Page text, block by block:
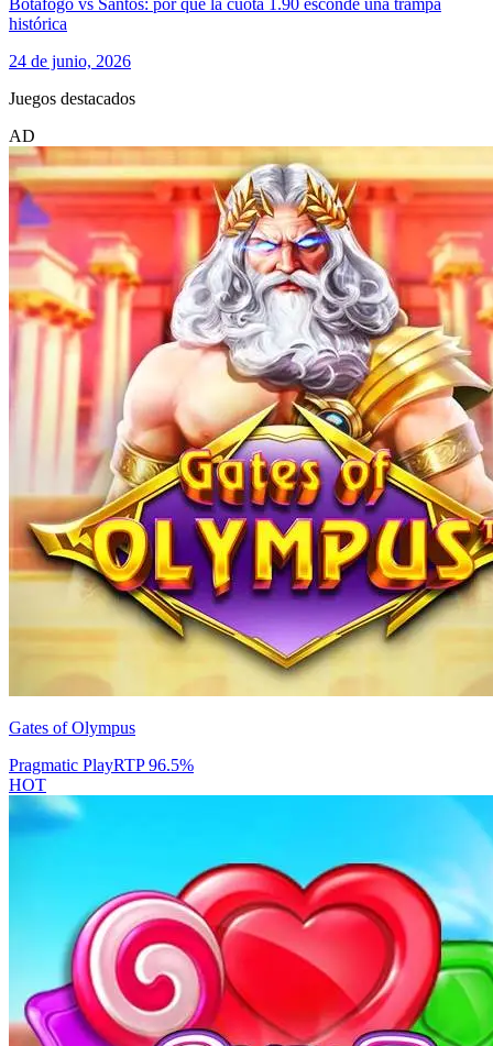
Botafogo vs Santos: por qué la cuota 1.90 esconde una trampa
histórica
24 de junio, 2026
Juegos destacados
AD
Gates of Olympus
Pragmatic PlayRTP96.5%
HOT